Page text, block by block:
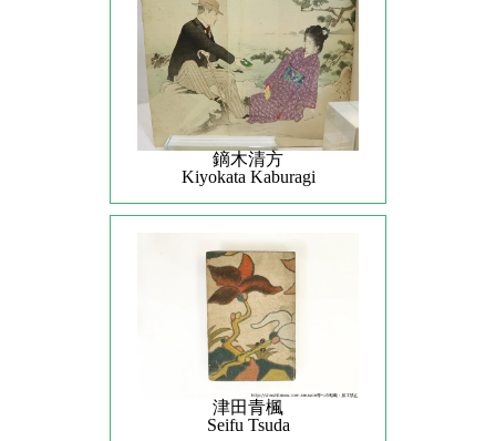
鏑木清方
Kiyokata Kaburagi
津田青楓
Seifu Tsuda